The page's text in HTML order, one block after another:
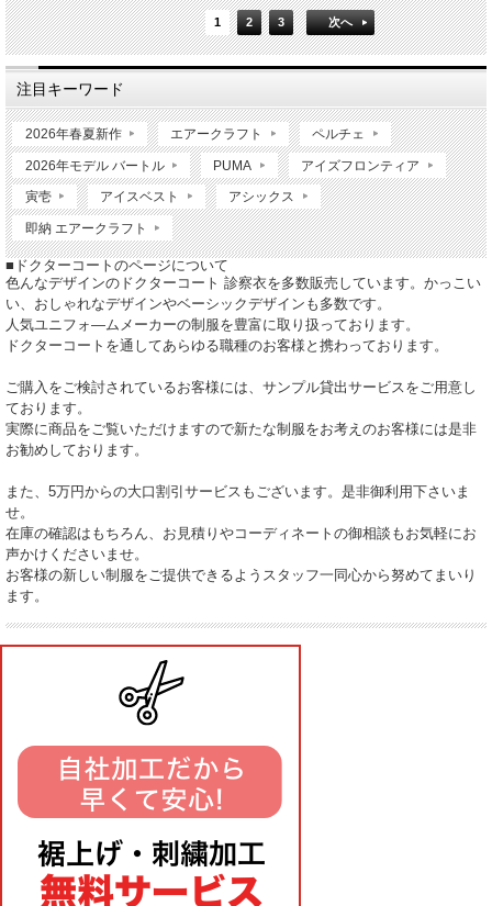
1 2 3 次へ
注目キーワード
2026年春夏新作 エアークラフト ペルチェ
2026年モデル バートル PUMA アイズフロンティア
寅壱 アイスベスト アシックス
即納 エアークラフト
■ドクターコートのページについて
色んなデザインのドクターコート 診察衣を多数販売しています。かっこい
い、おしゃれなデザインやベーシックデザインも多数です。
人気ユニフォ―ムメーカーの制服を豊富に取り扱っております。
ドクターコートを通してあらゆる職種のお客様と携わっております。
ご購入をご検討されているお客様には、サンプル貸出サービスをご用意し
ております。
実際に商品をご覧いただけますので新たな制服をお考えのお客様には是非
お勧めしております。
また、5万円からの大口割引サービスもございます。是非御利用下さいま
せ。
在庫の確認はもちろん、お見積りやコーディネートの御相談もお気軽にお
声かけくださいませ。
お客様の新しい制服をご提供できるようスタッフ一同心から努めてまいり
ます。